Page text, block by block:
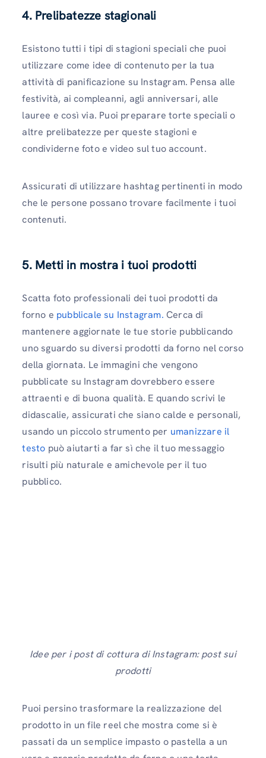
4. Prelibatezze stagionali
Esistono tutti i tipi di stagioni speciali che puoi
utilizzare come idee di contenuto per la tua
attività di panificazione su Instagram. Pensa alle
festività, ai compleanni, agli anniversari, alle
lauree e così via. Puoi preparare torte speciali o
altre prelibatezze per queste stagioni e
condividerne foto e video sul tuo account.
Assicurati di utilizzare hashtag pertinenti in modo
che le persone possano trovare facilmente i tuoi
contenuti.
5. Metti in mostra i tuoi prodotti
Scatta foto professionali dei tuoi prodotti da
forno e pubblicale su Instagram. Cerca di
mantenere aggiornate le tue storie pubblicando
uno sguardo su diversi prodotti da forno nel corso
della giornata. Le immagini che vengono
pubblicate su Instagram dovrebbero essere
attraenti e di buona qualità. E quando scrivi le
didascalie, assicurati che siano calde e personali,
usando un piccolo strumento per umanizzare il
testo può aiutarti a far sì che il tuo messaggio
risulti più naturale e amichevole per il tuo
pubblico.
Idee per i post di cottura di Instagram: post sui
prodotti
Puoi persino trasformare la realizzazione del
prodotto in un file reel che mostra come si è
passati da un semplice impasto o pastella a un